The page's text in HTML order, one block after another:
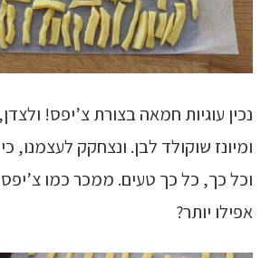
נכין עוגיות חמאה בצורת צ’יפס!
ומיונז שוקולד לבן. ונצחקק לעצמנו,
וכל כך, כל כך טעים. ממכר כמו צ’יפס
אפילו יותר?